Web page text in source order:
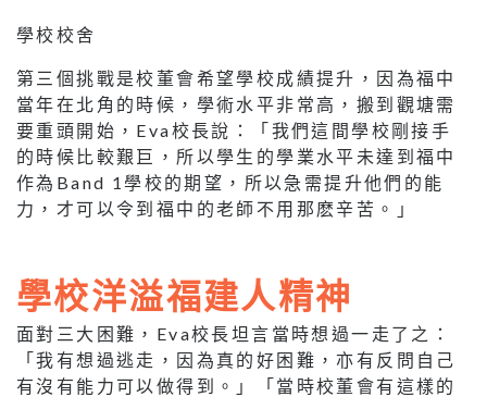
學校校舍
第三個挑戰是校董會希望學校成績提升，因為福中
當年在北角的時候，學術水平非常高，搬到觀塘需
要重頭開始，Eva校長說：「我們這間學校剛接手
的時候比較艱巨，所以學生的學業水平未達到福中
作為Band 1學校的期望，所以急需提升他們的能
力，才可以令到福中的老師不用那麽辛苦。」
學校洋溢福建人精神
面對三大困難，Eva校長坦言當時想過一走了之：
「我有想過逃走，因為真的好困難，亦有反問自己
有沒有能力可以做得到。」「當時校董會有這樣的